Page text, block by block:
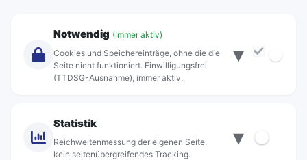
Über Rebus
Standorte
Notwendig (Immer aktiv)
Cookies und Speichereinträge, ohne die die
Seite nicht funktioniert. Einwilligungsfrei
(TTDSG-Ausnahme), immer aktiv.
▾
Statistik
Reichweitenmessung der eigenen Seite,
kein seitenübergreifendes Tracking.
▾